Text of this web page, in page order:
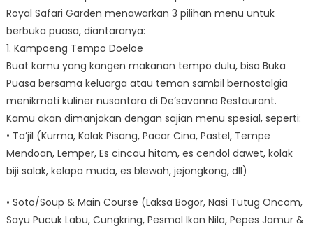
Royal Safari Garden menawarkan 3 pilihan menu untuk
berbuka puasa, diantaranya:
1. Kampoeng Tempo Doeloe
Buat kamu yang kangen makanan tempo dulu, bisa Buka
Puasa bersama keluarga atau teman sambil bernostalgia
menikmati kuliner nusantara di De’savanna Restaurant.
Kamu akan dimanjakan dengan sajian menu spesial, seperti:
• Ta’jil (Kurma, Kolak Pisang, Pacar Cina, Pastel, Tempe
Mendoan, Lemper, Es cincau hitam, es cendol dawet, kolak
biji salak, kelapa muda, es blewah, jejongkong, dll)
• Soto/Soup & Main Course (Laksa Bogor, Nasi Tutug Oncom,
Sayu Pucuk Labu, Cungkring, Pesmol Ikan Nila, Pepes Jamur &